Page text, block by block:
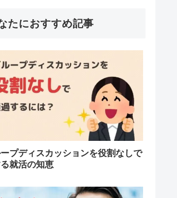
たにおすすめ記事
プディスカッションを役割なしで
就活の知恵